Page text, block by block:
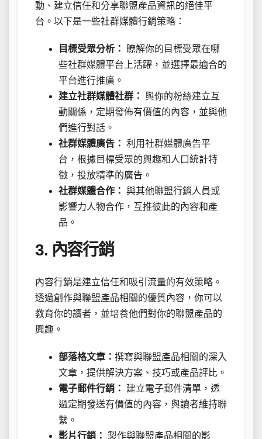
動、建立信任和分享聯盟產品資訊的絕佳平
台。以下是一些社群媒體行銷策略：
目標受眾分析：
瞭解你的目標受眾在哪
些社群媒體平台上活躍，並選擇最適合的
平台進行推廣。
建立社群媒體社群： 與你的粉絲建立互
動關係，定期發佈有價值的內容，並與他
們進行對話。
社群媒體廣告： 利用社群媒體廣告平
台，根據目標受眾的興趣和人口統計特
徵，投放精準的廣告。
社群媒體合作： 與其他聯盟行銷人員或
影響力人物合作，互推彼此的內容和產
品。
3. 內容行銷
內容行銷是建立信任和吸引流量的有效策略。
透過創作與聯盟產品相關的優質內容，你可以
教育你的讀者，並培養他們對你的聯盟產品的
興趣。
部落格文章： 撰寫與聯盟產品相關的深入
文章，提供解決方案、技巧或產品評比。
電子郵件行銷：
建立電子郵件清單，透
過定期發送有價值的內容，與讀者維持聯
繫。
影片行銷： 製作與聯盟產品相關的影